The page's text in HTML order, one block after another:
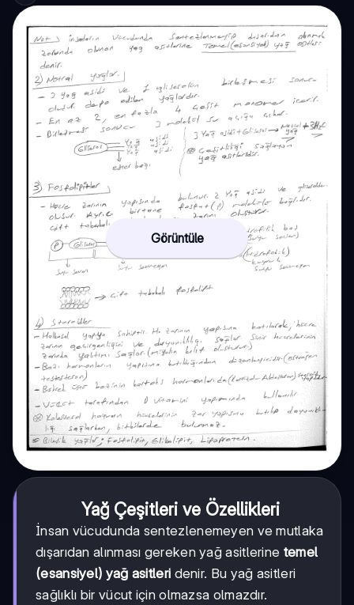
Görüntüle
Yağ Çeşitleri ve Özellikleri
İnsan vücudunda sentezlenemeyen ve mutlaka
dışarıdan alınması gereken yağ asitlerine temel
(esansiyel) yağ asitleri denir. Bu yağ asitleri
sağlıklı bir vücut için olmazsa olmazdır.